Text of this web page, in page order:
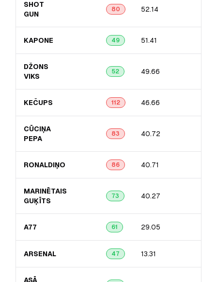
SHOT
GUN
80 52.14
KAPONE 49 51.41
DŽONS
VIKS
52 49.66
KEČUPS 112 46.66
CŪCIŅA
PEPA
83 40.72
RONALDIŅO 86 40.71
MARINĒTAIS
GUĶĪTS
73 40.27
A77 61 29.05
ARSENAL 47 13.31
ASĀ